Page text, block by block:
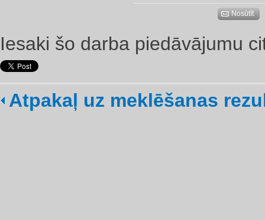
Nosūtīt
Iesaki šo darba piedāvājumu
Atpakaļ uz meklēšanas